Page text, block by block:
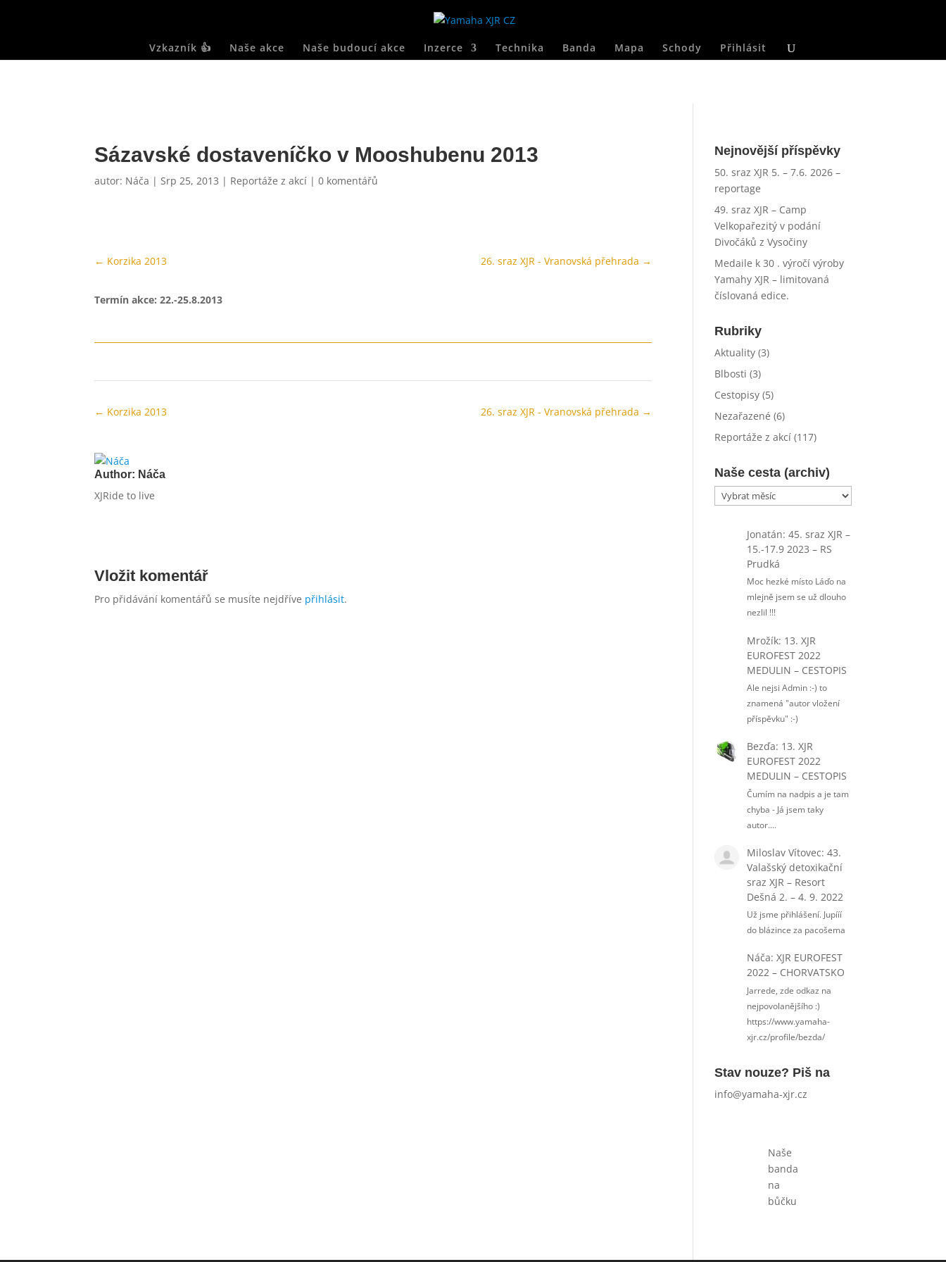
Vzkazník 👍 Naše akce Naše budoucí akce Inzerce Technika Banda Mapa Schody Přihlásit
Sázavské dostaveníčko v Mooshubenu 2013
autor: Náča |Srp 25, 2013 | Reportáže z akcí |0 komentářů
← Korzika 2013 26. sraz XJR - Vranovská přehrada →
Termín akce: 22.-25.8.2013
← Korzika 2013 26. sraz XJR - Vranovská přehrada →
Author: Náča
XJRide to live
Vložit komentář
Pro přidávání komentářů se musíte nejdříve přihlásit.
Nejnovější příspěvky
50. sraz XJR 5. – 7.6. 2026 –
reportage
49. sraz XJR – Camp
Velkopařezitý v podání
Divočáků z Vysočiny
Medaile k 30 . výročí výroby
Yamahy XJR – limitovaná
číslovaná edice.
Rubriky
Aktuality (3)
Blbosti (3)
Cestopisy (5)
Nezařazené (6)
Reportáže z akcí (117)
Naše cesta (archiv)
Naše
cesta
Jonatán: 45. sraz XJR –
15.-17.9 2023 – RS
Prudká
Moc hezké místo Láďo na
mlejně jsem se už dlouho
nezlil !!!
Mrožík: 13. XJR
EUROFEST 2022
MEDULIN – CESTOPIS
Ale nejsi Admin :-) to
znamená "autor vložení
příspěvku" :-)
Bezďa: 13. XJR
EUROFEST 2022
MEDULIN – CESTOPIS
Čumím na nadpis a je tam
chyba - Já jsem taky
autor....
Miloslav Vítovec: 43.
Valašský detoxikační
sraz XJR – Resort
Dešná 2. – 4. 9. 2022
Už jsme přihlášení. Jupííí
do blázince za pacošema
Náča: XJR EUROFEST
2022 – CHORVATSKO
Jarrede, zde odkaz na
nejpovolanějšího :)
https://www.yamaha-
xjr.cz/profile/bezda/
Stav nouze? Piš na
info@yamaha-xjr.cz
Naše
banda
na
bůčku